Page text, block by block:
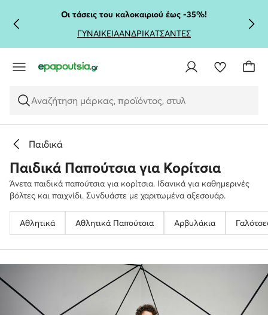
ΜΕΤΆΒΑΣΗ ΣΤΟ ΚΎΡΙΟ ΠΕΡΙΕΧΌΜΕΝΟ
ΜΕΤΆΒΑΣΗ ΣΤΗΝ ΑΝΑΖΉΤΗΣΗ
Οι τάσεις του καλοκαιριού έως -35%!
ΓΥΝΑΙΚΕΙΑΑΝΔΡΙΚΑΤΣΑΝΤΕΣ
Αναζήτηση μάρκας, προϊόντος, στυλ
Παιδικά
Παιδικά Παπούτσια για Κορίτσια
Άνετα παιδικά παπούτσια για κορίτσια. Ιδανικά για καθημερινές
βόλτες και παιχνίδι. Συνδυάστε με χαριτωμένα αξεσουάρ.
Αθλητικά Αθλητικά Παπούτσια Αρβυλάκια